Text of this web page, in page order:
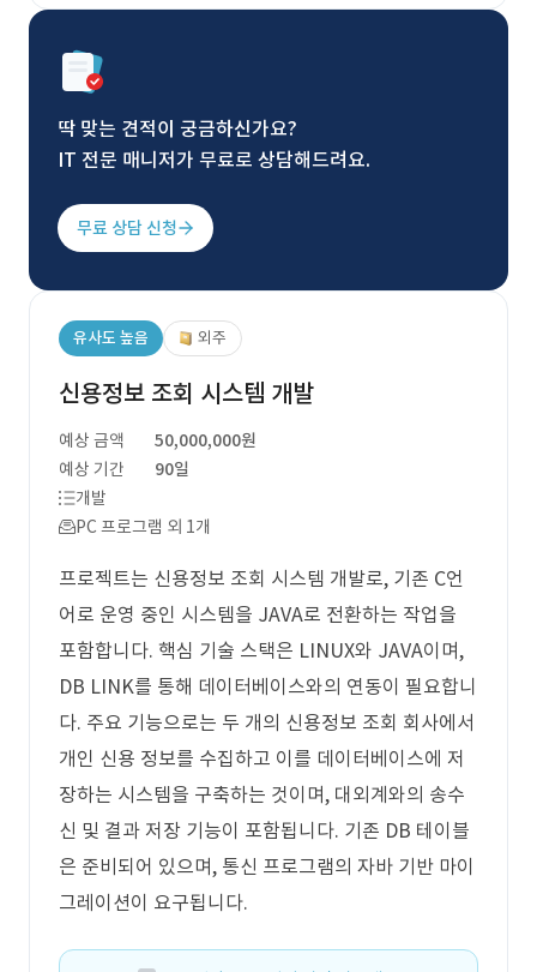
딱 맞는 견적이 궁금하신가요?
IT 전문 매니저가 무료로 상담해드려요.
무료 상담 신청
유사도 높음 외주
신용정보 조회 시스템 개발
예상 금액
50,000,000원
예상 기간
90일
개발
PC 프로그램 외 1개
프로젝트는 신용정보 조회 시스템 개발로, 기존 C언
어로 운영 중인 시스템을 JAVA로 전환하는 작업을
포함합니다. 핵심 기술 스택은 LINUX와 JAVA이며,
DB LINK를 통해 데이터베이스와의 연동이 필요합니
다. 주요 기능으로는 두 개의 신용정보 조회 회사에서
개인 신용 정보를 수집하고 이를 데이터베이스에 저
장하는 시스템을 구축하는 것이며, 대외계와의 송수
신 및 결과 저장 기능이 포함됩니다. 기존 DB 테이블
은 준비되어 있으며, 통신 프로그램의 자바 기반 마이
그레이션이 요구됩니다.